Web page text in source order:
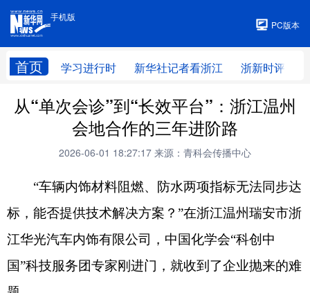
手机版
PC版本
首页 学习进行时 新华社记者看浙江 浙新时评
手机版
从“单次会诊”到“长效平台”：浙江温州
会地合作的三年进阶路
2026-06-01 18:27:17 来源：青科会传播中心
“车辆内饰材料阻燃、防水两项指标无法同步达
标，能否提供技术解决方案？”在浙江温州瑞安市浙
江华光汽车内饰有限公司，中国化学会“科创中
国”科技服务团专家刚进门，就收到了企业抛来的难